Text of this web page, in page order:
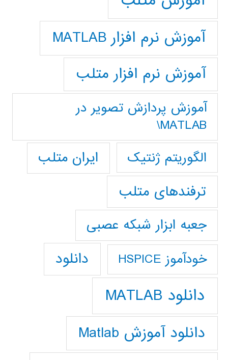
آموزش نرم افزار MATLAB
آموزش نرم افزار متلب
آموزش پردازش تصوير در
MATLAB\
الگوریتم ژنتیک
ایران متلب
ترفندهای متلب
جعبه ابزار شبکه عصبی
خودآموز HSPICE دانلود
دانلود MATLAB
دانلود آموزش Matlab